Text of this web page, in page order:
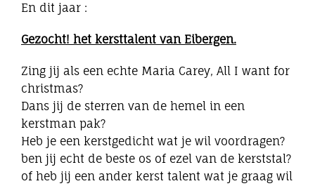
En dit jaar :
Gezocht! het kersttalent van Eibergen.
Zing jij als een echte Maria Carey, All I want for
christmas?
Dans jij de sterren van de hemel in een
kerstman pak?
Heb je een kerstgedicht wat je wil voordragen?
ben jij echt de beste os of ezel van de kerststal?
of heb jij een ander kerst talent wat je graag wil